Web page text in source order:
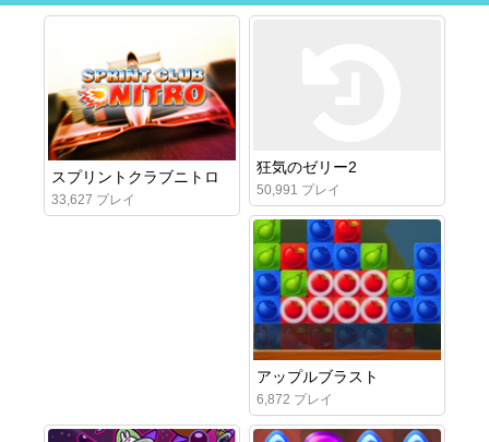
スプリントクラブニトロ
33,627 プレイ
狂気のゼリー2
50,991 プレイ
アップルブラスト
6,872 プレイ